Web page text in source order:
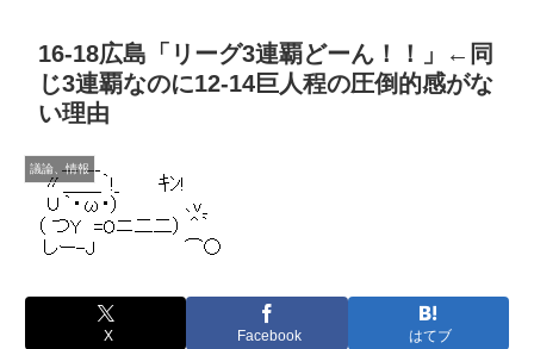
16-18広島「リーグ3連覇どーん！！」←同
じ3連覇なのに12-14巨人程の圧倒的感がな
い理由
議論、情報
X Facebook はてブ